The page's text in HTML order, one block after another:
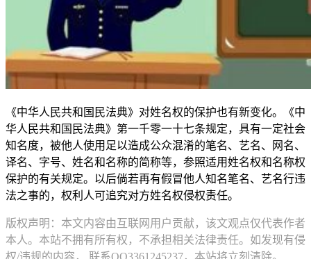
《中华人民共和国民法典》对姓名权的保护也有新变化。《中
华人民共和国民法典》第一千零一十七条规定，具有一定社会
知名度，被他人使用足以造成公众混淆的笔名、艺名、网名、
译名、字号、姓名和名称的简称等，参照适用姓名权和名称权
保护的有关规定。以后倘若再有假冒他人知名笔名、艺名行违
法之事的，权利人可追究对方姓名权侵权责任。
版权声明：本文内容由互联网用户贡献，该文观点仅代表作者
本人。本站不拥有所有权，不承担相关法律责任。如发现有侵